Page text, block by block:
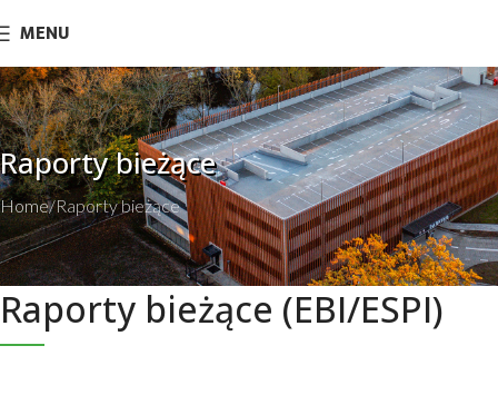
MENU
Raporty bieżące
Home Raporty bieżące
Raporty bieżące (EBI/ESPI)